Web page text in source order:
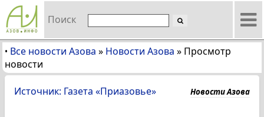
Поиск
• Все новости Азова » Новости Азова » Просмотр
новости
Источник: Газета «Приазовье» Новости Азова